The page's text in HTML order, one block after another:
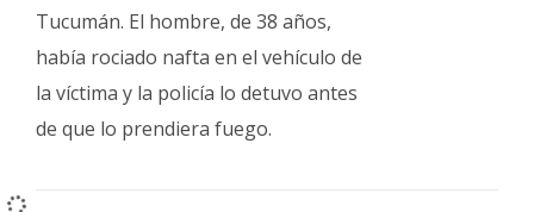
Tucumán. El hombre, de 38 años,
había rociado nafta en el vehículo de
la víctima y la policía lo detuvo antes
de que lo prendiera fuego.